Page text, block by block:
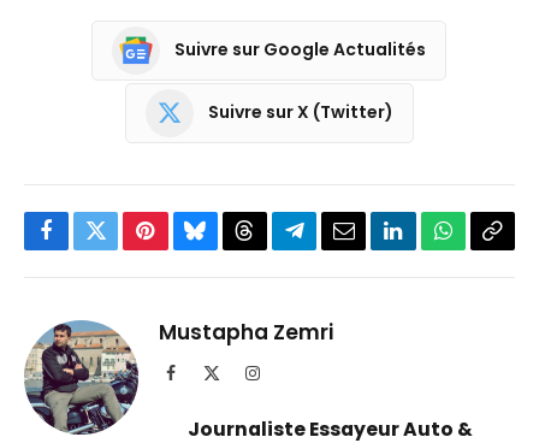
Suivre sur Google Actualités
Suivre sur X (Twitter)
Facebook
TwitterPinterestBlueskyThreadsPartager
Telegram
EmailLinkedInWhatsApp
Mustapha Zemri
Facebook Instagram
Journaliste Essayeur Auto &